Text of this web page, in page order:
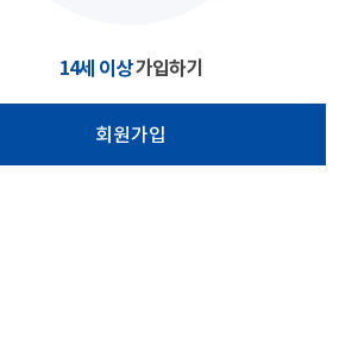
14세 이상가입하기
회원가입